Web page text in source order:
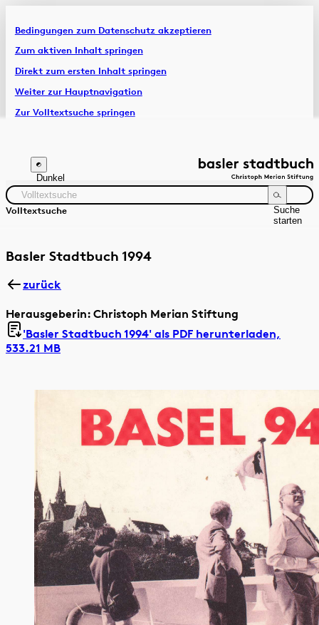
Bedingungen zum Datenschutz akzeptieren
Zum aktiven Inhalt springen
Direkt zum ersten Inhalt springen
Weiter zur Hauptnavigation
Zur Volltextsuche springen
Artikel & Dossiers
Chronik
Dunkel
Volltextsuche
Suche
starten
Zeitraum Autor:in
Basler Stadtbuch 1994
zurück
Herausgeberin: Christoph Merian Stiftung
'Basler Stadtbuch 1994' als PDF herunterladen,
533.21 MB